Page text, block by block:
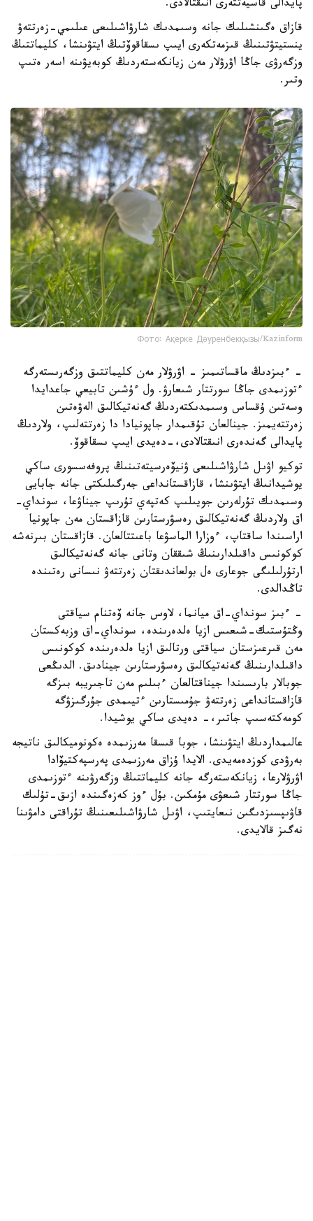
پايدالى قاسيەتتەرى انىقتالادى.
قازاق ەگىنشىلىك جانە وسىمدىك شارۋاشىلىعى عىلىمي-زەرتتەۋ
ينستيتۋتىنىڭ قىزمەتكەرى ايىپ ىسقاقوۆتىڭ ايتۋىنشا، كليماتتىڭ
وزگەرۋى جاڭا اۋرۋلار مەن زيانكەستەردىڭ كوبەيۋىنە اسەر ەتىپ
وتىر.
Фото: Ақерке Дәуренбекқызы/Kazinform
- ءبىزدىڭ ماقساتىمىز - اۋرۋلار مەن كليماتتىق وزگەرىستەرگە
ءتوزىمدى جاڭا سورتتار شىعارۋ. ول ءۇشىن تابيعي جاعدايدا
وسەتىن ۇقساس وسىمدىكتەردىڭ گەنەتيكالىق الەۋەتىن
زەرتتەيمىز. جينالعان تۇقىمدار جاپونيادا دا زەرتتەلىپ، ولاردىڭ
پايدالى گەندەرى انىقتالادى،-دەيدى ايىپ ىسقاقوۆ.
توكيو اۋىل شارۋاشىلىعى ۋنيۆەرسيتەتىنىڭ پروفەسسورى ساكي
يوشيدانىڭ ايتۋىنشا، قازاقستانداعى جەرگىلىكتى جانە جابايى
وسىمدىك تۇرلەرىن جويىلىپ كەتپەي تۇرىپ جيناۋعا، سونداي-
اق ولاردىڭ گەنەتيكالىق رەسۋرستارىن قازاقستان مەن جاپونيا
اراسىندا ساقتاپ، ءوزارا الماسۋعا باعىتتالعان. قازاقستان بىرنەشە
كوكونىس داقىلدارىنىڭ شىققان وتانى جانە گەنەتيكالىق
ارتۇرلىلىگى جوعارى ەل بولعاندىقتان زەرتتەۋ نىسانى رەتىندە
تاڭدالدى.
- ءبىز سونداي-اق ميانما، لاوس جانە ۆەتنام سياقتى
وڭتۇستىك-شىعىس ازيا ەلدەرىندە، سونداي-اق وزبەكستان
مەن قىرعىزستان سياقتى ورتالىق ازيا ەلدەرىندە كوكونىس
داقىلدارىنىڭ گەنەتيكالىق رەسۋرستارىن جينادىق. الدىڭعى
جوبالار بارىسىندا جيناقتالعان ءبىلىم مەن تاجىريبە بىزگە
قازاقستانداعى زەرتتەۋ جۇمىستارىن ءتيىمدى جۇرگىزۋگە
كومەكتەسىپ جاتىر،- دەيدى ساكي يوشيدا.
عالىمداردىڭ ايتۋىنشا، جوبا قىسقا مەرزىمدە ەكونوميكالىق ناتيجە
بەرۋدى كوزدەمەيدى. الايدا ۇزاق مەرزىمدى پەرسپەكتيۆادا
اۋرۋلارعا، زيانكەستەرگە جانە كليماتتىڭ وزگەرۋىنە ءتوزىمدى
جاڭا سورتتار شىعۋى مۇمكىن. بۇل ءوز كەزەگىندە ازىق-تۇلىك
قاۋىپسىزدىگىن نىعايتىپ، اۋىل شارۋاشىلىعىنىڭ تۇراقتى دامۋىنا
نەگىز قالايدى.